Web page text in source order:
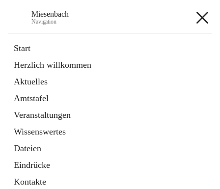
Miesenbach
Navigation
Start
Herzlich willkommen
Aktuelles
Amtstafel
Veranstaltungen
Wissenswertes
Dateien
Eindrücke
Kontakte
Externe Webseite
in
Tab
Region Schneebergland
Externe Webseite
öffnet
in
neuem
Tab